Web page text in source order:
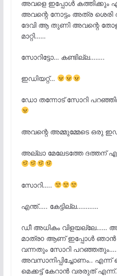
അവളെ ഇപ്പോൾ കത്തിക്കും
അവന്റെ നോട്ടം അത്ര ശെരി
ദേവി ആ തുണി അവന്റെ
മാറ്റി……
സോറിട്ടോ… കണ്ടില്ല……..
ഇഡിയറ്റ്…
ഡോ തന്നോട് സോറി
അവന്റെ അമ്മുമ്മേടെ ഒരു
അല്ലാ മേലേടത്തേ ദത്തന്
സോറി…..
എന്ത്….. കേട്ടില്ല…………
ഡീ അധികം വിളയല്ലേ……
മാത്രo ആണ് ഇപ്പോൾ ഞാൻ
വന്നതും സോറി
അവസാനിപ്പിച്ചോണം.. എന്ന്
മെക്കട്ട് കേറാൻ വരരുത്